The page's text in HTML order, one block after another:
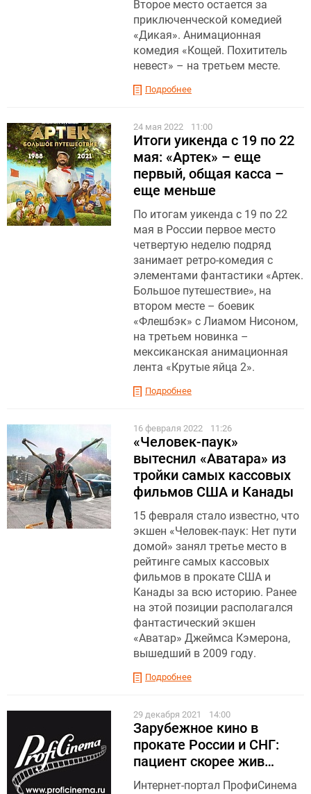
Второе место остается за
приключенческой комедией
«Дикая». Анимационная
комедия «Кощей. Похититель
невест» – на третьем месте.
Подробнее
24 мая 2022 11:00
Итоги уикенда с 19 по 22
мая: «Артек» – еще
первый, общая касса –
еще меньше
По итогам уикенда с 19 по 22
мая в России первое место
четвертую неделю подряд
занимает ретро-комедия с
элементами фантастики «Артек.
Большое путешествие», на
втором месте – боевик
«Флешбэк» с Лиамом Нисоном,
на третьем новинка –
мексиканская анимационная
лента «Крутые яйца 2».
Подробнее
16 февраля 2022 11:26
«Человек-паук»
вытеснил «Аватара» из
тройки самых кассовых
фильмов США и Канады
15 февраля стало известно, что
экшен «Человек-паук: Нет пути
домой» занял третье место в
рейтинге самых кассовых
фильмов в прокате США и
Канады за всю историю. Ранее
на этой позиции располагался
фантастический экшен
«Аватар» Джеймса Кэмерона,
вышедший в 2009 году.
Подробнее
29 декабря 2021 14:00
Зарубежное кино в
прокате России и СНГ:
пациент скорее жив…
Интернет-портал ПрофиСинема